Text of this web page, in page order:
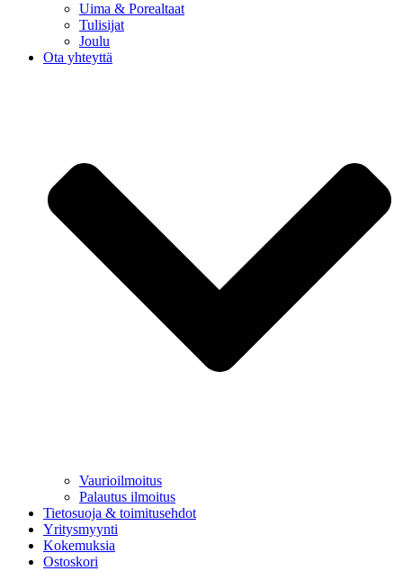
Uima & Porealtaat
Tulisijat
Joulu
Ota yhteyttä
Vaurioilmoitus
Palautus ilmoitus
Tietosuoja & toimitusehdot
Yritysmyynti
Kokemuksia
Ostoskori